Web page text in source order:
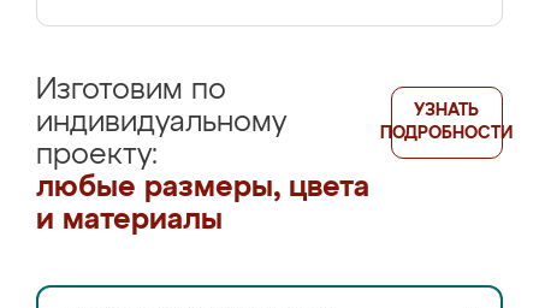
Изготовим по
индивидуальному
проекту:
любые размеры, цвета
и материалы
УЗНАТЬ
ПОДРОБНОСТИ